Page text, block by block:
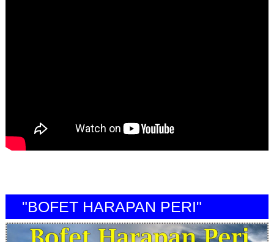
"BOFET HARAPAN PERI"